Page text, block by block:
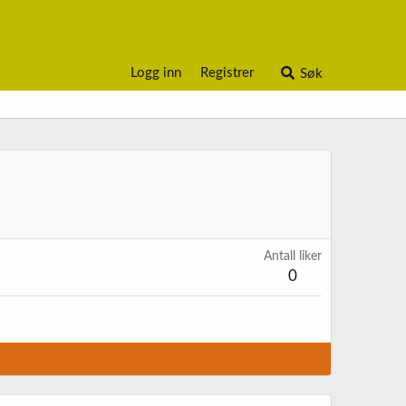
Logg inn Registrer Søk
Antall liker
0